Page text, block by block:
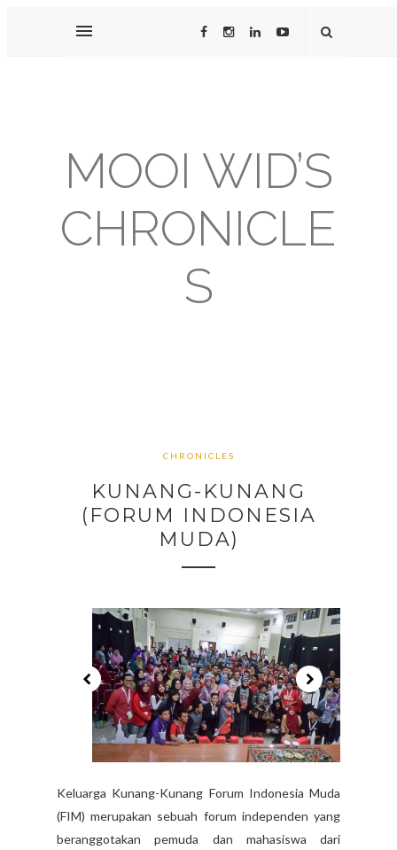
MOOI WID’S
CHRONICLE
S
CHRONICLES
KUNANG-KUNANG
(FORUM INDONESIA
MUDA)
Keluarga Kunang-Kunang Forum Indonesia Muda
(FIM) merupakan sebuah forum independen yang
beranggotakan pemuda dan mahasiswa dari